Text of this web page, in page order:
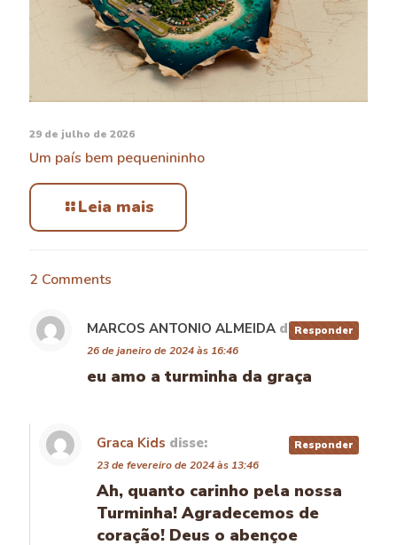
29 de julho de 2026
Um país bem pequenininho
Leia mais
2 Comments
MARCOS ANTONIO ALMEIDA disse:
26 de janeiro de 2024 às 16:46
eu amo a turminha da graça
Responder
Graca Kids disse:
23 de fevereiro de 2024 às 13:46
Ah, quanto carinho pela nossa
Turminha! Agradecemos de
coração! Deus o abençoe
Responder